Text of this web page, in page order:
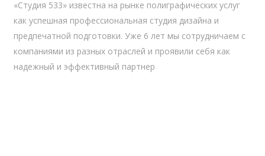
«Студия 533» известна на рынке полиграфических услуг
как успешная профессиональная студия дизайна и
предпечатной подготовки. Уже 6 лет мы сотрудничаем с
компаниями из разных отраслей и проявили себя как
надежный и эффективный партнер